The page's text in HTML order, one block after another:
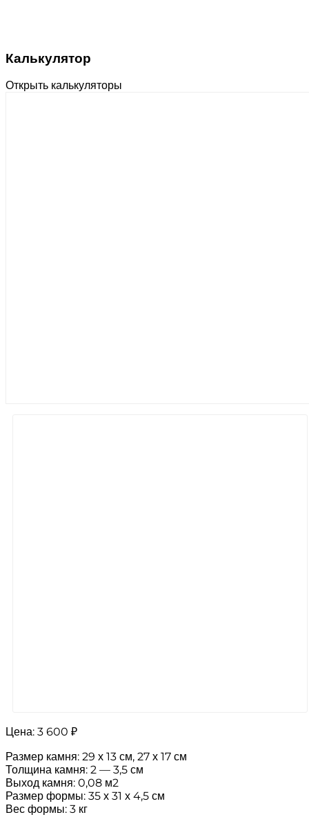
Калькулятор
Открыть калькуляторы
Цена: 3 600 ₽
Размер камня: 29 х 13 см, 27 х 17 см
Толщина камня: 2 — 3,5 см
Выход камня: 0,08 м2
Размер формы: 35 х 31 х 4,5 см
Вес формы: 3 кг